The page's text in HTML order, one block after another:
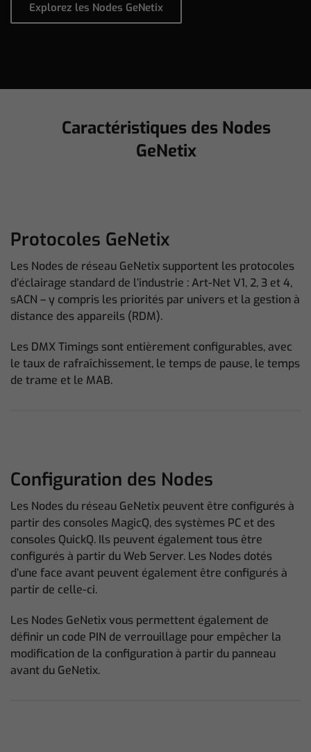
Explorez les Nodes GeNetix
Caractéristiques des Nodes
GeNetix
Protocoles GeNetix
Les Nodes de réseau GeNetix supportent les protocoles
d’éclairage standard de l’industrie : Art-Net V1, 2, 3 et 4,
sACN – y compris les priorités par univers et la gestion à
distance des appareils (RDM).
Les DMX Timings sont entièrement configurables, avec
le taux de rafraîchissement, le temps de pause, le temps
de trame et le MAB.
Configuration des Nodes
Les Nodes du réseau GeNetix peuvent être configurés à
partir des consoles MagicQ, des systèmes PC et des
consoles QuickQ. Ils peuvent également tous être
configurés à partir du Web Server. Les Nodes dotés
d’une face avant peuvent également être configurés à
partir de celle-ci.
Les Nodes GeNetix vous permettent également de
définir un code PIN de verrouillage pour empêcher la
modification de la configuration à partir du panneau
avant du GeNetix.